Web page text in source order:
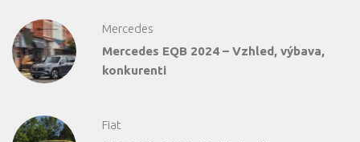
Mercedes
Mercedes EQB 2024 – Vzhled, výbava,
konkurenti
Fiat